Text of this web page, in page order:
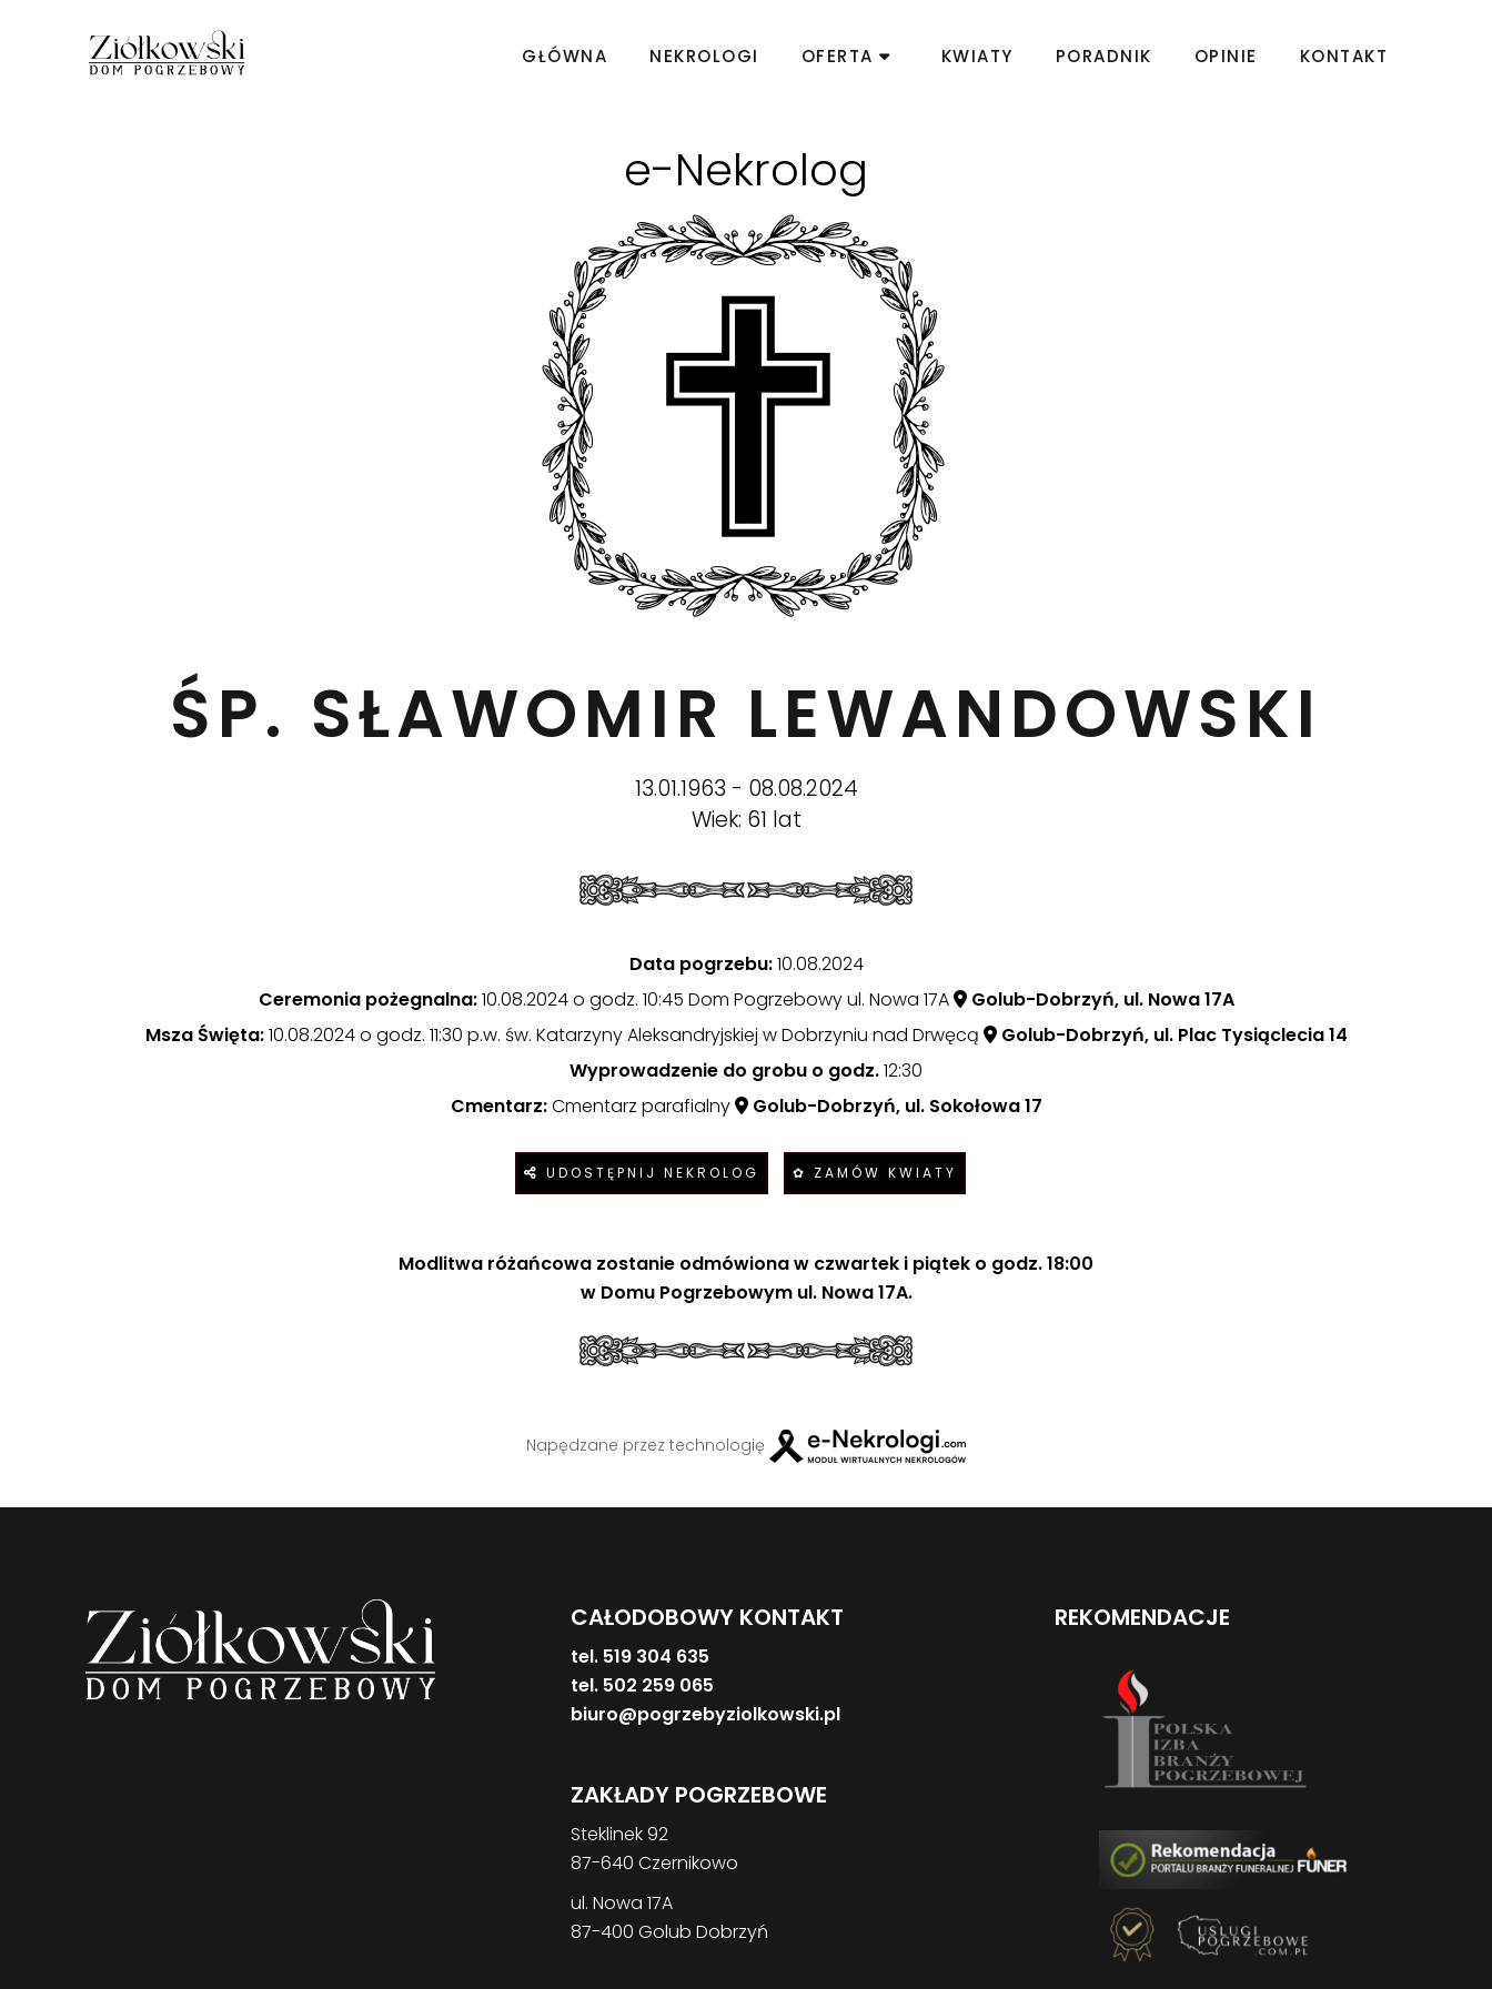
GŁÓWNA NEKROLOGI OFERTA KWIATY PORADNIK OPINIE KONTAKT
e-Nekrolog
ŚP. SŁAWOMIR LEWANDOWSKI
13.01.1963 - 08.08.2024
Wiek: 61 lat
Data pogrzebu:10.08.2024
Ceremonia pożegnalna:10.08.2024 o godz. 10:45 Dom Pogrzebowy ul. Nowa 17A
Golub-Dobrzyń, ul. Nowa 17A
Msza Święta:10.08.2024 o godz. 11:30 p.w. św. Katarzyny Aleksandryjskiej w Dobrzyniu nad Drwęcą
Golub-Dobrzyń, ul. Plac Tysiąclecia 14
Wyprowadzenie do grobu o godz.12:30
Cmentarz:Cmentarz parafialny Golub-Dobrzyń, ul. Sokołowa 17
UDOSTĘPNIJ NEKROLOG ✿ ZAMÓW KWIATY
Modlitwa różańcowa zostanie odmówiona w czwartek i piątek o godz. 18:00
w Domu Pogrzebowym ul. Nowa 17A.
Napędzane przez technologię
CAŁODOBOWY KONTAKT
tel. 519 304 635
tel. 502 259 065
biuro@pogrzebyziolkowski.pl
ZAKŁADY POGRZEBOWE
Steklinek 92
87-640 Czernikowo
ul. Nowa 17A
87-400 Golub Dobrzyń
REKOMENDACJE